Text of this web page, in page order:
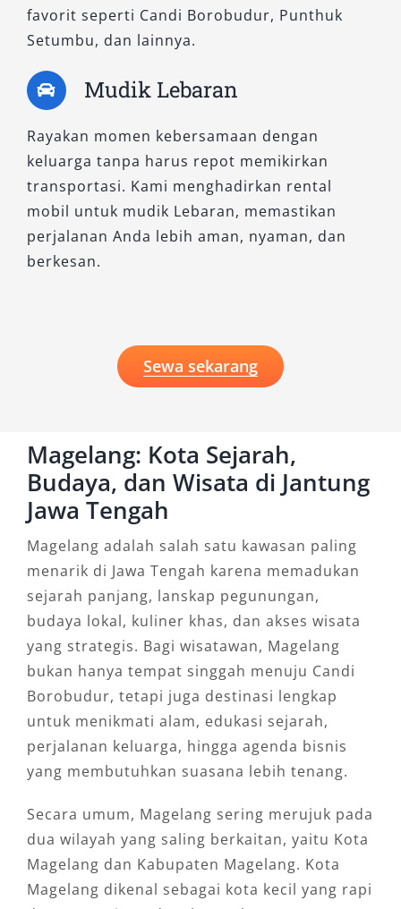
Magelang akan terasa lebih efisien, nyaman,
dan berkesan.
favorit seperti Candi Borobudur, Punthuk
Setumbu, dan lainnya.
Mudik Lebaran
Rayakan momen kebersamaan dengan
keluarga tanpa harus repot memikirkan
transportasi. Kami menghadirkan rental
mobil untuk mudik Lebaran, memastikan
perjalanan Anda lebih aman, nyaman, dan
berkesan.
Sewa sekarang
Magelang: Kota Sejarah,
Budaya, dan Wisata di Jantung
Jawa Tengah
Magelang adalah salah satu kawasan paling
menarik di Jawa Tengah karena memadukan
sejarah panjang, lanskap pegunungan,
budaya lokal, kuliner khas, dan akses wisata
yang strategis. Bagi wisatawan, Magelang
bukan hanya tempat singgah menuju Candi
Borobudur, tetapi juga destinasi lengkap
untuk menikmati alam, edukasi sejarah,
perjalanan keluarga, hingga agenda bisnis
yang membutuhkan suasana lebih tenang.
Secara umum, Magelang sering merujuk pada
dua wilayah yang saling berkaitan, yaitu Kota
Magelang dan Kabupaten Magelang. Kota
Magelang dikenal sebagai kota kecil yang rapi